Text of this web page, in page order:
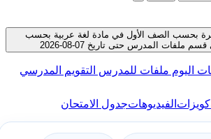
بحسب الصف الأول في مادة لغة عربية بحسب
ملفات المدرس حتى تاريخ 07-08-2026
اليوم ملفات للمدرس التقويم المدرسي
كويزاتالفيديوهاتجدول الامتحان